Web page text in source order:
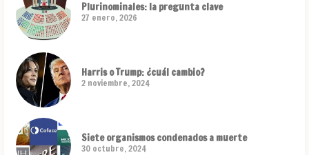
Plurinominales: la pregunta clave
27 enero, 2026
Harris o Trump: ¿cuál cambio?
2 noviembre, 2024
Siete organismos condenados a muerte
30 octubre, 2024